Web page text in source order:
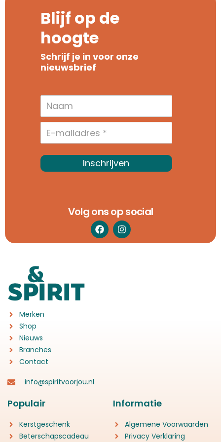
Blijf op de
hoogte
Schrijf je in voor onze
nieuwsbrief
Inschrijven
Volg ons op social
Merken
Shop
Nieuws
Branches
Contact
info@spiritvoorjou.nl
Populair
Kerstgeschenk
Beterschapscadeau
Informatie
Algemene Voorwaarden
Privacy Verklaring